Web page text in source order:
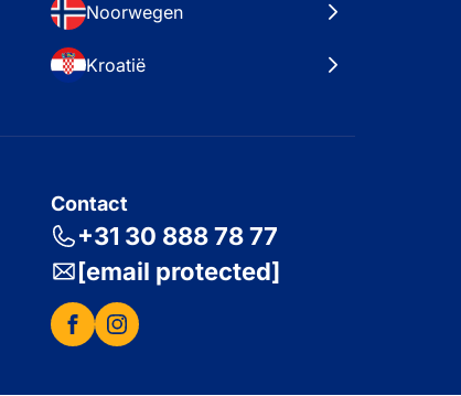
Noorwegen
Kroatië
Contact
+31 30 888 78 77
[email protected]